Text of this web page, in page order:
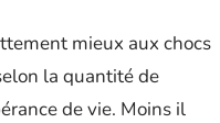
mieux aux chocs
la quantité de
de vie. Moins il